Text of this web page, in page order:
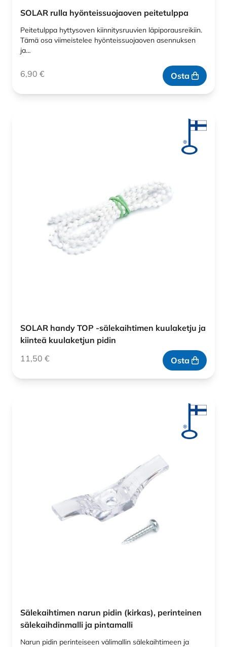
SOLAR rulla hyönteissuojaoven peitetulppa
Peitetulppa hyttysoven kiinnitysruuvien läpiporausreikiin.
Tämä osa viimeistelee hyönteissuojaoven asennuksen
ja…
6,90 € Osta
SOLAR handy TOP -sälekaihtimen kuulaketju ja
kiinteä kuulaketjun pidin
11,50 € Osta
Sälekaihtimen narun pidin (kirkas), perinteinen
sälekaihdinmalli ja pintamalli
Narun pidin perinteiseen välimallin sälekaihtimeen ja